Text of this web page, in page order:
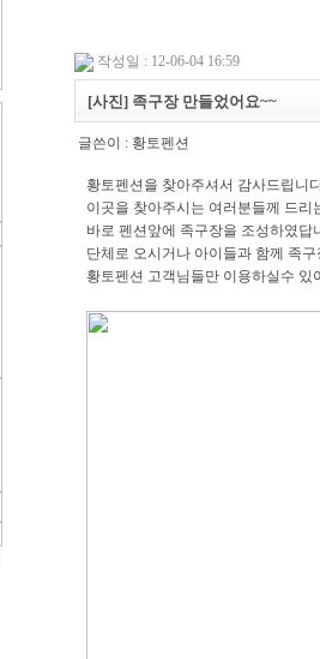
작성일 : 12-06-04 16:59
[사진] 족구장 만들었어요~~
글쓴이 : 황토펜션
황토펜션을 찾아주셔서 감사드립니
이곳을 찾아주시는 여러분들께 드리
바로 펜션앞에 족구장을 조성하였답
단체로 오시거나 아이들과 함께 족
황토펜션 고객님들만 이용하실수